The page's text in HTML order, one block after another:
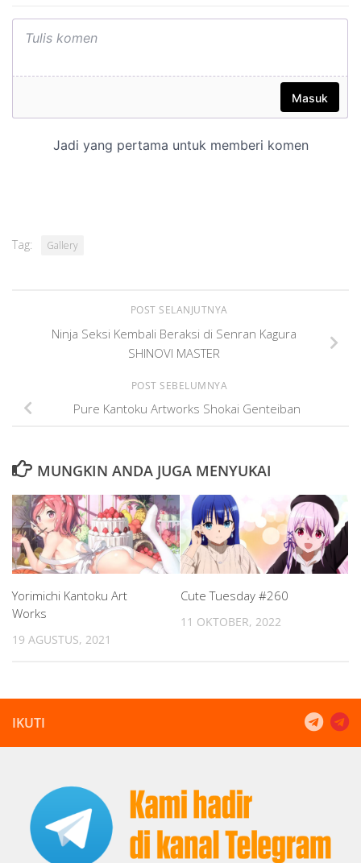
Tag: Gallery
POST SELANJUTNYA
Ninja Seksi Kembali Beraksi di Senran Kagura
SHINOVI MASTER
POST SEBELUMNYA
Pure Kantoku Artworks Shokai Genteiban
MUNGKIN ANDA JUGA MENYUKAI
Yorimichi Kantoku Art
Works
19 AGUSTUS, 2021
Cute Tuesday #260
11 OKTOBER, 2022
IKUTI